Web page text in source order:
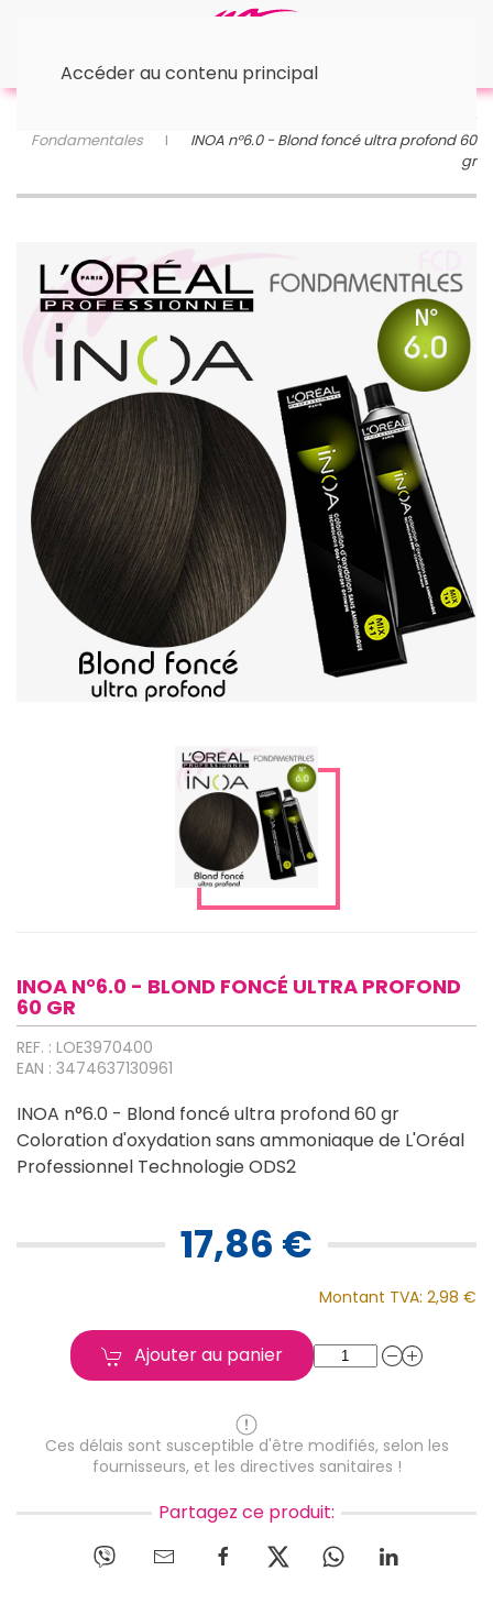
Accéder au contenu principal
Fondamentales
INOA n°6.0 - Blond foncé ultra profond 60
gr
INOA N°6.0 - BLOND FONCÉ ULTRA PROFOND
60 GR
REF. : LOE3970400
EAN : 3474637130961
INOA n°6.0 - Blond foncé ultra profond 60 gr
Coloration d'oxydation sans ammoniaque de L'Oréal
Professionnel Technologie ODS2
17,86 €
Montant TVA: 2,98 €
Ajouter au panier
Ces délais sont susceptible d'être modifiés, selon les
fournisseurs, et les directives sanitaires !
Partagez ce produit: